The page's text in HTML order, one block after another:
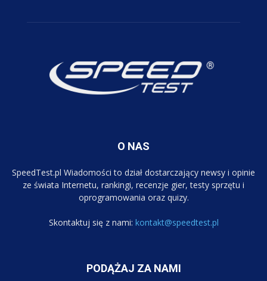
O NAS
SpeedTest.pl Wiadomości to dział dostarczający newsy i opinie
ze świata Internetu, rankingi, recenzje gier, testy sprzętu i
oprogramowania oraz quizy.
Skontaktuj się z nami: kontakt@speedtest.pl
PODĄŻAJ ZA NAMI